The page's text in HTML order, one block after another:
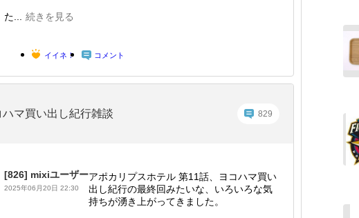
た... 続きを見る
イイネ！ コメント
ハマ買い出し紀行雑談 829
[826] mixiユーザー
2025年06月20日 22:30
アポカリプスホテル 第11話、ヨコハマ買い
出し紀行の最終回みたいな、いろいろな気
持ちが湧き上がってきました。